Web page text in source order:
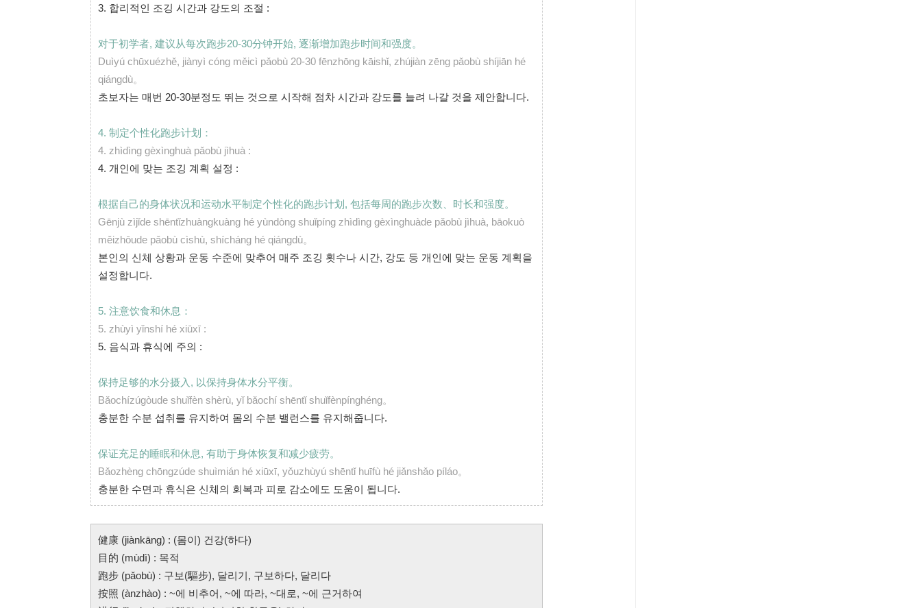
3. 합리적인 조깅 시간과 강도의 조절 :
对于初学者, 建议从每次跑步20-30分钟开始, 逐渐增加跑步时间和强度。
Duìyú chūxuézhě, jiànyì cóng měicì pǎobù 20-30 fēnzhōng kāishǐ, zhújiàn zēng pǎobù shíjiān hé
qiángdù。
초보자는 매번 20-30분정도 뛰는 것으로 시작해 점차 시간과 강도를 늘려 나갈 것을 제안합니다.
4. 制定个性化跑步计划：
4. zhìdìng gèxìnghuà pǎobù jìhuà :
4. 개인에 맞는 조깅 계획 설정 :
根据自己的身体状况和运动水平制定个性化的跑步计划, 包括每周的跑步次数、时长和强度。
Gēnjù zìjǐde shēntǐzhuàngkuàng hé yùndòng shuǐpíng zhìdìng gèxìnghuàde pǎobù jìhuà, bāokuò
měizhōude pǎobù cìshù, shícháng hé qiángdù。
본인의 신체 상황과 운동 수준에 맞추어 매주 조깅 횟수나 시간, 강도 등 개인에 맞는 운동 계획을
설정합니다.
5. 注意饮食和休息：
5. zhùyì yǐnshí hé xiūxī :
5. 음식과 휴식에 주의 :
保持足够的水分摄入, 以保持身体水分平衡。
Bǎochízúgòude shuǐfèn shèrù, yǐ bǎochí shēntǐ shuǐfènpínghéng。
충분한 수분 섭취를 유지하여 몸의 수분 밸런스를 유지해줍니다.
保证充足的睡眠和休息, 有助于身体恢复和减少疲劳。
Bǎozhèng chōngzúde shuìmián hé xiūxī, yǒuzhùyú shēntǐ huīfù hé jiǎnshǎo píláo。
충분한 수면과 휴식은 신체의 회복과 피로 감소에도 도움이 됩니다.
健康 (jiànkāng) : (몸이) 건강(하다)
目的 (mùdì) : 목적
跑步 (pǎobù) : 구보(驅步), 달리기, 구보하다, 달리다
按照 (ànzhào) : ~에 비추어, ~에 따라, ~대로, ~에 근거하여